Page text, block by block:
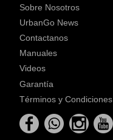
Sobre Nosotros
UrbanGo News
Contactanos
Manuales
Videos
Garantía
Términos y Condiciones